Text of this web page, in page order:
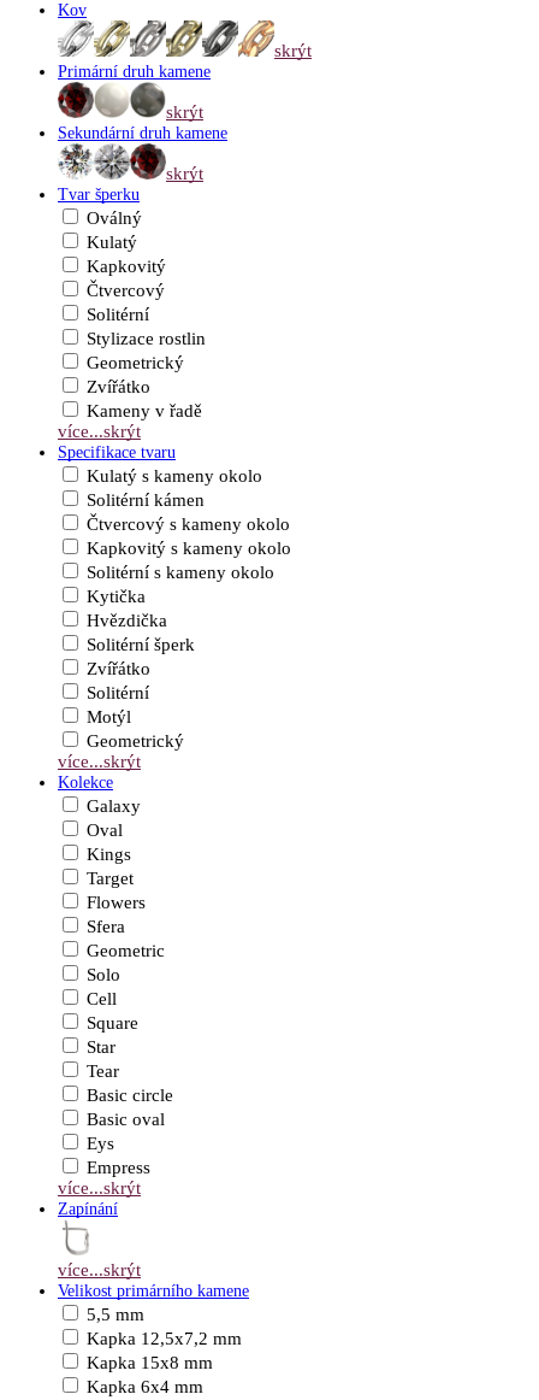
Kov
skrýt
Primární druh kamene
skrýt
Sekundární druh kamene
skrýt
Tvar šperku
Oválný
Kulatý
Kapkovitý
Čtvercový
Solitérní
Stylizace rostlin
Geometrický
Zvířátko
Kameny v řadě
více...skrýt
Specifikace tvaru
Kulatý s kameny okolo
Solitérní kámen
Čtvercový s kameny okolo
Kapkovitý s kameny okolo
Solitérní s kameny okolo
Kytička
Hvězdička
Solitérní šperk
Zvířátko
Solitérní
Motýl
Geometrický
více...skrýt
Kolekce
Galaxy
Oval
Kings
Target
Flowers
Sfera
Geometric
Solo
Cell
Square
Star
Tear
Basic circle
Basic oval
Eys
Empress
více...skrýt
Zapínání
více...skrýt
Velikost primárního kamene
5,5 mm
Kapka 12,5x7,2 mm
Kapka 15x8 mm
Kapka 6x4 mm